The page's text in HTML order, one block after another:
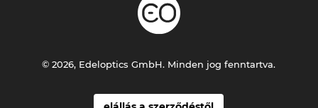
© 2026, Edeloptics GmbH. Minden jog fenntartva.